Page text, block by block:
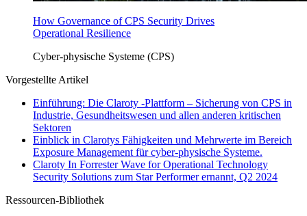
How Governance of CPS Security Drives
Operational Resilience
Cyber-physische Systeme (CPS)
Vorgestellte Artikel
Einführung: Die Claroty -Plattform – Sicherung von CPS in
Industrie, Gesundheitswesen und allen anderen kritischen
Sektoren
Einblick in Clarotys Fähigkeiten und Mehrwerte im Bereich
Exposure Management für cyber-physische Systeme.
Claroty In Forrester Wave for Operational Technology
Security Solutions zum Star Performer ernannt, Q2 2024
Ressourcen-Bibliothek